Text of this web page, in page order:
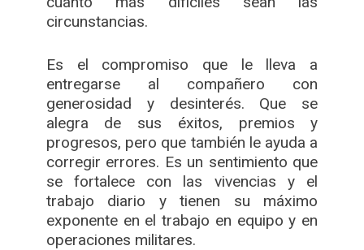
circunstancias.
Es el compromiso que le lleva a
entregarse al compañero con
generosidad y desinterés. Que se
alegra de sus éxitos, premios y
progresos, pero que también le ayuda a
corregir errores. Es un sentimiento que
se fortalece con las vivencias y el
trabajo diario y tienen su máximo
exponente en el trabajo en equipo y en
operaciones militares.